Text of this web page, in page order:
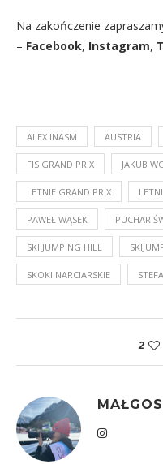
Na zakończenie
– Facebook, Instagram,
ALEX INASM AUSTRIA
FIS GRAND PRIX JAKUB
LETNIE GRAND PRIX
PAWEŁ WĄSEK PUCHAR
SKI JUMPING HILL
SKOKI NARCIARSKIE
2